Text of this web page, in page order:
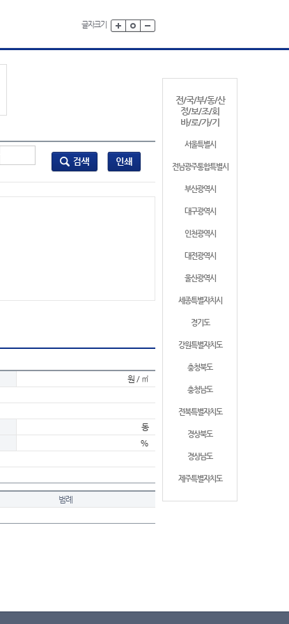
글자크기
전/국/부/동/산
정/보/조/회
바/로/가/기
서울특별시
전남광주통합특별시
부산광역시
대구광역시
인천광역시
대전광역시
울산광역시
세종특별자치시
경기도
강원특별자치도
충청북도
충청남도
전북특별자치도
경상북도
경상남도
제주특별자치도
원 / ㎡
동
%
범례